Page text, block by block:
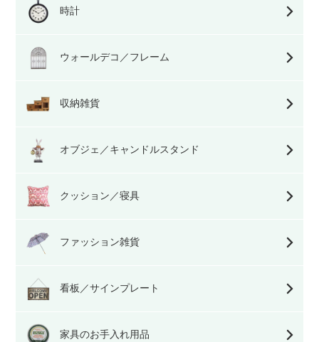
時計
ウォールデコ／フレーム
収納雑貨
オブジェ／キャンドルスタンド
クッション／寝具
ファッション雑貨
看板／サインプレート
家具のお手入れ用品